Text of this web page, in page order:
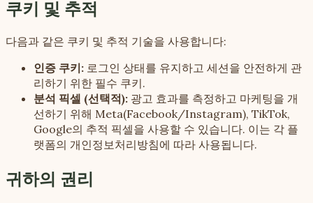
쿠키 및 추적
다음과 같은 쿠키 및 추적 기술을 사용합니다:
인증 쿠키: 로그인 상태를 유지하고 세션을 안전하게 관
리하기 위한 필수 쿠키.
분석 픽셀 (선택적): 광고 효과를 측정하고 마케팅을 개
선하기 위해 Meta(Facebook/Instagram), TikTok,
Google의 추적 픽셀을 사용할 수 있습니다. 이는 각 플
랫폼의 개인정보처리방침에 따라 사용됩니다.
귀하의 권리